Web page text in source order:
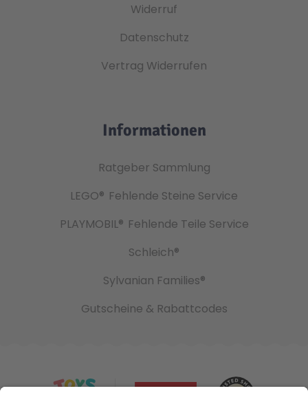
Widerruf
Datenschutz
Vertrag Widerrufen
Informationen
Ratgeber Sammlung
LEGO® Fehlende Steine Service
PLAYMOBIL® Fehlende Teile Service
Schleich®
Sylvanian Families®
Gutscheine & Rabattcodes